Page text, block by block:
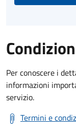
Per conoscere i
informazioni
servizio.
Termini e